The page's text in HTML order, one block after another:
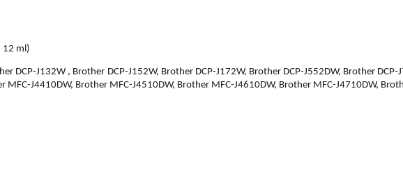
12 ml)
DCP-J132W , Brother DCP-J152W, Brother DCP-J172W, Brother DCP-J552DW, Brother
MFC-J4410DW, Brother MFC-J4510DW, Brother MFC-J4610DW, Brother MFC-J4710DW,